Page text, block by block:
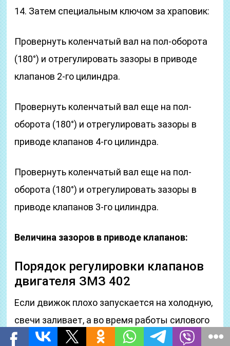
14. Затем специальным ключом за храповик:
Провернуть коленчатый вал на пол-оборота
(180°) и отрегулировать зазоры в приводе
клапанов 2-го цилиндра.
Провернуть коленчатый вал еще на пол-
оборота (180°) и отрегулировать зазоры в
приводе клапанов 4-го цилиндра.
Провернуть коленчатый вал еще на пол-
оборота (180°) и отрегулировать зазоры в
приводе клапанов 3-го цилиндра.
Величина зазоров в приводе клапанов:
Порядок регулировки клапанов
двигателя ЗМЗ 402
Если движок плохо запускается на холодную,
свечи заливает, а во время работы силового
агрегата вы слышите своеобразный звон,